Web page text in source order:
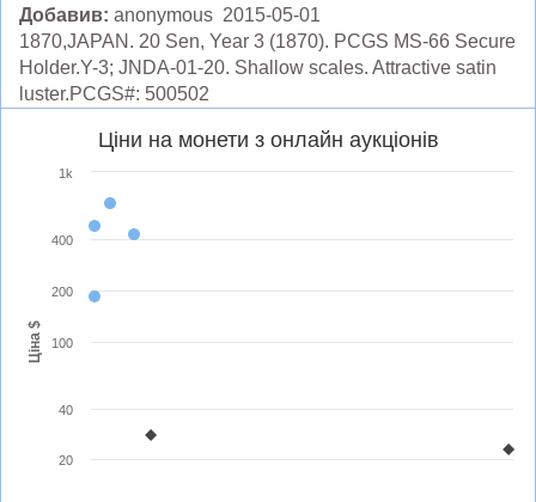
Добавив: anonymous 2015-05-01
1870,JAPAN. 20 Sen, Year 3 (1870). PCGS MS-66 Secure
Holder.Y-3; JNDA-01-20. Shallow scales. Attractive satin
luster.PCGS#: 500502